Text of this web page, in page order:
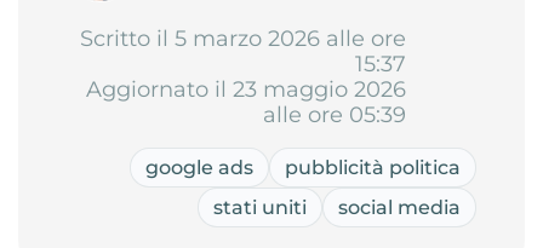
Scritto il 5 marzo 2026 alle ore
15:37
Aggiornato il 23 maggio 2026
alle ore 05:39
google ads
pubblicità politica
stati uniti
social media